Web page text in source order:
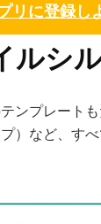
リに登録し
ルシ
ンプレート
）など、す